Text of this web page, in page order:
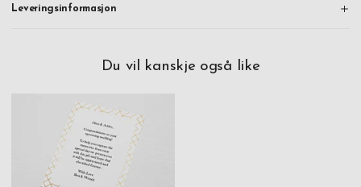
Leveringsinformasjon
Du vil kanskje også like